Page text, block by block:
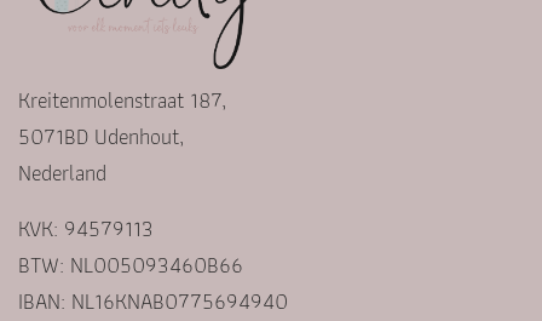
Kreitenmolenstraat 187,
5071BD Udenhout,
Nederland
KVK: 94579113
BTW: NL005093460B66
IBAN: NL16KNAB0775694940